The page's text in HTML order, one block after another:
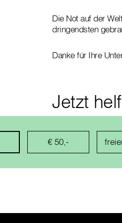
Die Not auf der
dringendsten
Danke für Ihre
Jetzt
€ 50,-